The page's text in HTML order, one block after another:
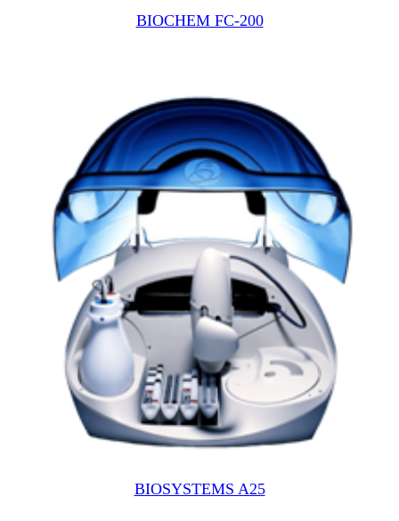
BIOCHEM FC-200
BIOSYSTEMS A25